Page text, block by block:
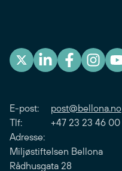
E-post: post@bellona.no
Tlf: +47 23 23 46 00
Adresse:
Miljøstiftelsen Bellona
Rådhusgata 28